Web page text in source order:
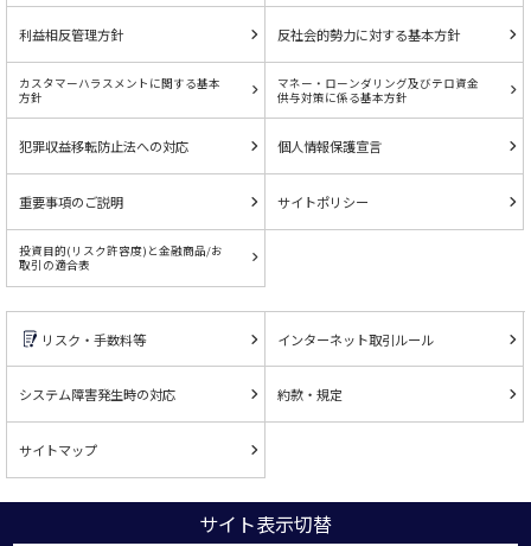
利益相反管理方針 反社会的勢力に対する基本方針
カスタマーハラスメントに関する基本
方針
マネー・ローンダリング及びテロ資金
供与対策に係る基本方針
犯罪収益移転防止法への対応 個人情報保護宣言
重要事項のご説明 サイトポリシー
投資目的(リスク許容度)と金融商品/お
取引の適合表
リスク・手数料等 インターネット取引ルール
システム障害発生時の対応 約款・規定
サイトマップ
サイト表示切替